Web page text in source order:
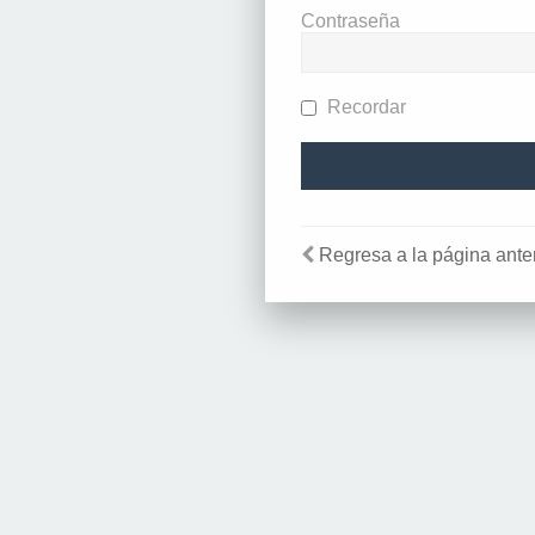
Contraseña
Recordar
Regresa a la página